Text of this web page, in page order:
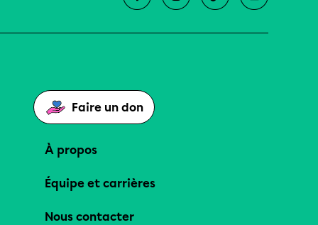
Faire un don
À propos
Équipe et carrières
Nous contacter